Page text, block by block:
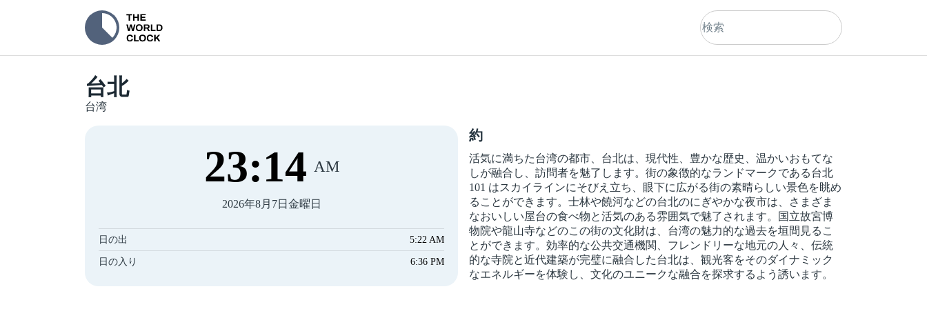
台北
台湾
23:15 AM
2026年8月7日金曜日
日の出 5:22 AM
日の入り 6:36 PM
約
活気に満ちた台湾の都市、台北は、現代性、豊かな歴史、温かいおもてな
しが融合し、訪問者を魅了します。街の象徴的なランドマークである台北
101 はスカイラインにそびえ立ち、眼下に広がる街の素晴らしい景色を眺め
ることができます。士林や饒河などの台北のにぎやかな夜市は、さまざま
なおいしい屋台の食べ物と活気のある雰囲気で魅了されます。国立故宮博
物院や龍山寺などのこの街の文化財は、台湾の魅力的な過去を垣間見るこ
とができます。効率的な公共交通機関、フレンドリーな地元の人々、伝統
的な寺院と近代建築が完璧に融合した台北は、観光客をそのダイナミック
なエネルギーを体験し、文化のユニークな融合を探求するよう誘います。